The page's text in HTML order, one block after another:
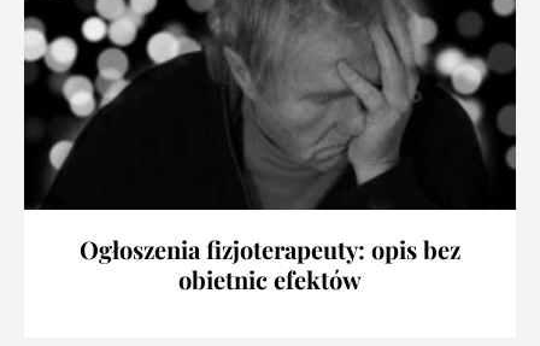
Ogłoszenia fizjoterapeuty: opis bez
obietnic efektów